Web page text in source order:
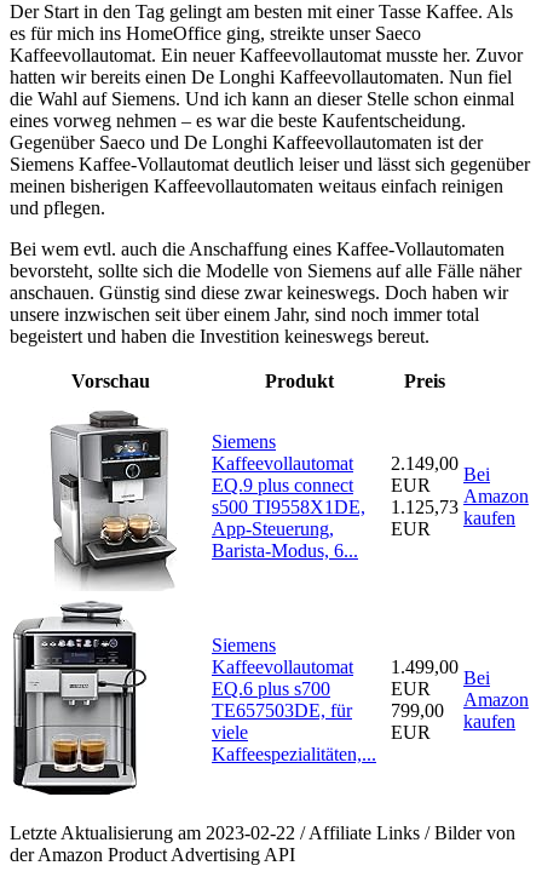
Der Start in den Tag gelingt am besten mit einer Tasse Kaffee. Als
es für mich ins HomeOffice ging, streikte unser Saeco
Kaffeevollautomat. Ein neuer Kaffeevollautomat musste her. Zuvor
hatten wir bereits einen De Longhi Kaffeevollautomaten. Nun fiel
die Wahl auf Siemens. Und ich kann an dieser Stelle schon einmal
eines vorweg nehmen – es war die beste Kaufentscheidung.
Gegenüber Saeco und De Longhi Kaffeevollautomaten ist der
Siemens Kaffee-Vollautomat deutlich leiser und lässt sich gegenüber
meinen bisherigen Kaffeevollautomaten weitaus einfach reinigen
und pflegen.
Bei wem evtl. auch die Anschaffung eines Kaffee-Vollautomaten
bevorsteht, sollte sich die Modelle von Siemens auf alle Fälle näher
anschauen. Günstig sind diese zwar keineswegs. Doch haben wir
unsere inzwischen seit über einem Jahr, sind noch immer total
begeistert und haben die Investition keineswegs bereut.
Vorschau Produkt Preis
Siemens
Kaffeevollautomat
EQ.9 plus connect
s500 TI9558X1DE,
App-Steuerung,
Barista-Modus, 6...
2.149,00
EUR
1.125,73
EUR
Bei
Amazon
kaufen
Siemens
Kaffeevollautomat
EQ.6 plus s700
TE657503DE, für
viele
Kaffeespezialitäten,...
1.499,00
EUR
799,00
EUR
Bei
Amazon
kaufen
Letzte Aktualisierung am 2023-02-22 / Affiliate Links / Bilder von
der Amazon Product Advertising API